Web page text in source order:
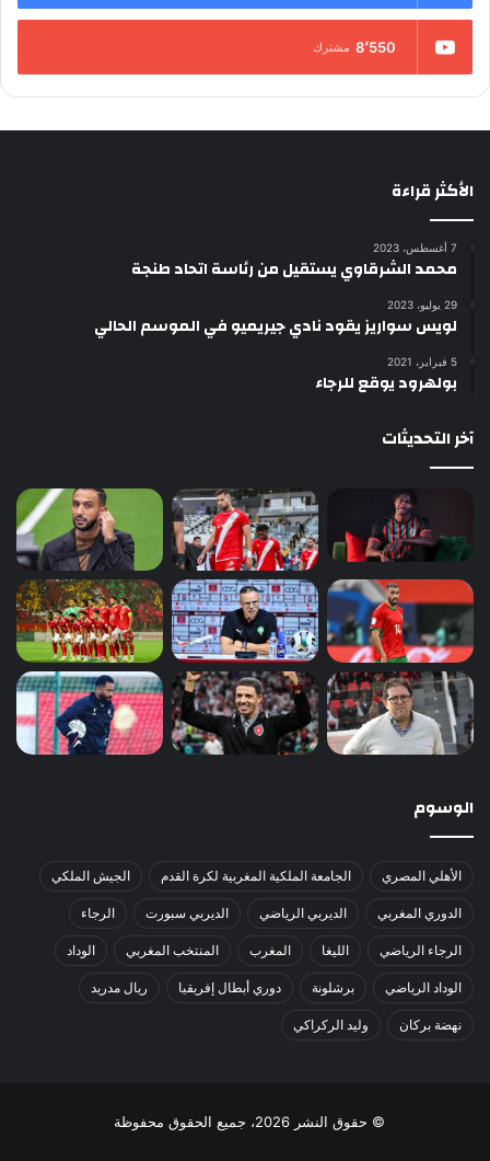
8٬550 مشترك
الأكثر قراءة
7 أغسطس، 2023
محمد الشرقاوي يستقيل من رئاسة اتحاد طنجة
29 يوليو، 2023
لويس سواريز يقود نادي جيريميو في الموسم الحالي
5 فبراير، 2021
بولهرود يوقع للرجاء
آخر التحديثات
الوسوم
الأهلي المصري الجامعة الملكية المغربية لكرة القدم الجيش الملكي
الدوري المغربي الديربي الرياضي الديربي سبورت الرجاء
الرجاء الرياضي الليغا المغرب المنتخب المغربي الوداد
الوداد الرياضي برشلونة دوري أبطال إفريقيا ريال مدريد
نهضة بركان وليد الركراكي
© حقوق النشر 2026، جميع الحقوق محفوظة